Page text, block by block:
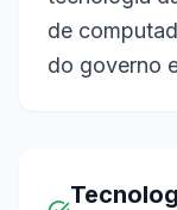
de
do governo